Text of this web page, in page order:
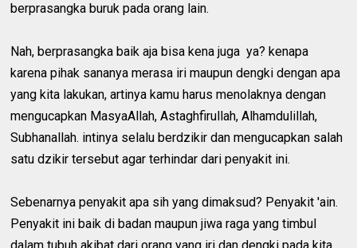
berprasangka buruk pada orang lain.
Nah, berprasangka baik aja bisa kena juga ya? kenapa
karena pihak sananya merasa iri maupun dengki dengan apa
yang kita lakukan, artinya kamu harus menolaknya dengan
mengucapkan MasyaAllah, Astaghfirullah, Alhamdulillah,
Subhanallah. intinya selalu berdzikir dan mengucapkan salah
satu dzikir tersebut agar terhindar dari penyakit ini.
Sebenarnya penyakit apa sih yang dimaksud? Penyakit 'ain.
Penyakit ini baik di badan maupun jiwa raga yang timbul